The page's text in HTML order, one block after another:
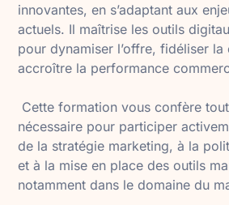
innovantes, en s’adaptant aux
actuels. Il maîtrise les outils
pour dynamiser l’offre, fidéliser la
accroître la performance
Cette formation vous confère
nécessaire pour participer
de la stratégie marketing, à la
et à la mise en place des outils
notamment dans le domaine du